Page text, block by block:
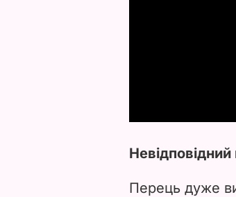
Невідповідний
Перець дуже